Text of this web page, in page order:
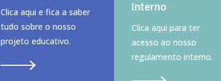
Clica aqui e fica a saber
tudo sobre o nosso
projeto educativo.
Interno
Clica aqui para ter
acesso ao nosso
regulamento interno.